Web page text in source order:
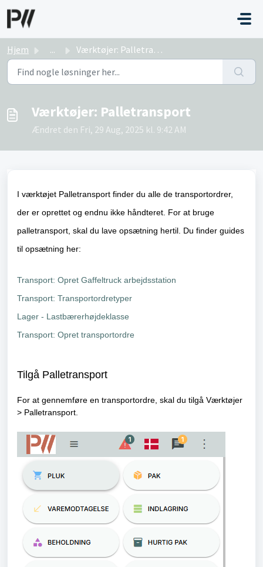
Hjem ... Værktøjer: Palletransport
Værktøjer: Palletransport
Ændret den Fri, 29 Aug, 2025 kl. 9:42 AM
I værktøjet Palletransport finder du alle de transportordrer,
der er oprettet og endnu ikke håndteret. For at bruge
palletransport, skal du lave opsætning hertil. Du finder guides
til opsætning her:
Transport: Opret Gaffeltruck arbejdsstation
Transport: Transportordretyper
Lager - Lastbærerhøjdeklasse
Transport: Opret transportordre
Tilgå Palletransport
For at gennemføre en transportordre, skal du tilgå Værktøjer
> Palletransport.